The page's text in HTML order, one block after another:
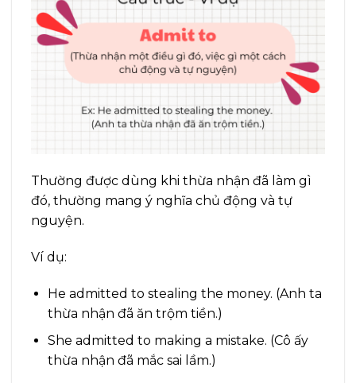
Thường được dùng khi thừa nhận đã làm gì
đó, thường mang ý nghĩa chủ động và tự
nguyện.
Ví dụ:
He admitted to stealing the money. (Anh ta
thừa nhận đã ăn trộm tiền.)
She admitted to making a mistake. (Cô ấy
thừa nhận đã mắc sai lầm.)